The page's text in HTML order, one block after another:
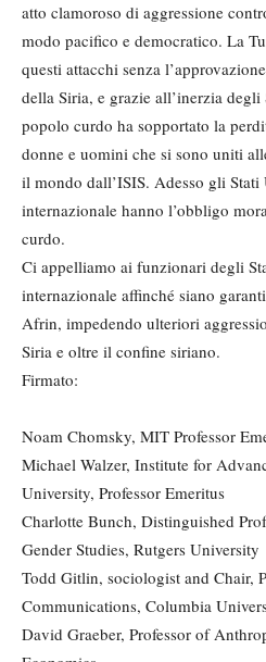
atto clamoroso di aggressione
modo pacifico e democratico. La
questi attacchi senza
della Siria, e grazie all’inerzia
popolo curdo ha sopportato la
donne e uomini che si sono uniti
il mondo dall’ISIS. Adesso gli
internazionale hanno l’obbligo
curdo.
Ci appelliamo ai funzionari degli
internazionale affinché siano
Afrin, impedendo ulteriori
Siria e oltre il confine siriano.
Firmato:
Noam Chomsky, MIT Professor
Michael Walzer, Institute for
University, Professor Emeritus
Charlotte Bunch, Distinguished
Gender Studies, Rutgers University
Todd Gitlin, sociologist and Chair,
Communications, Columbia
David Graeber, Professor of